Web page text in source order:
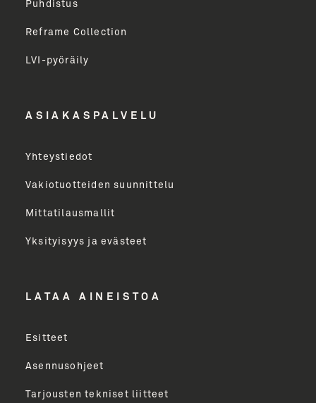
Etunimi
Yritys
LÄHETÄ
Puhdistus
Reframe Collection
LVI-pyöräily
ASIAKASPALVELU
Yhteystiedot
Vakiotuotteiden suunnittelu
Mittatilausmallit
Yksityisyys ja evästeet
LATAA AINEISTOA
Esitteet
Asennusohjeet
Tarjousten tekniset liitteet